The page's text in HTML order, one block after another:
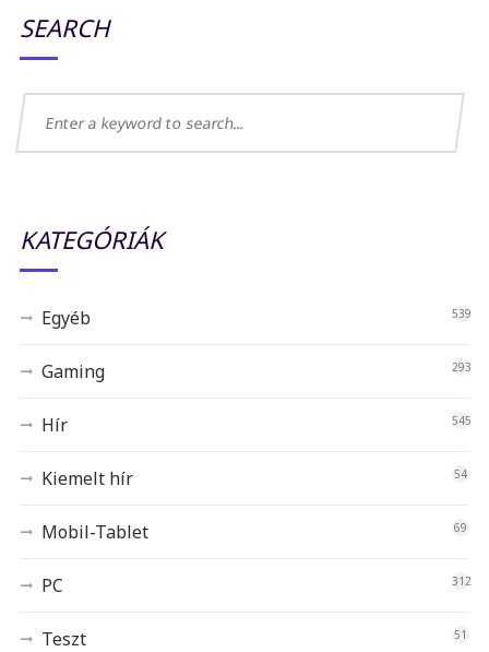
SEARCH
KATEGÓRIÁK
Egyéb 539
Gaming 293
Hír 545
Kiemelt hír 54
Mobil-Tablet 69
PC 312
Teszt 51